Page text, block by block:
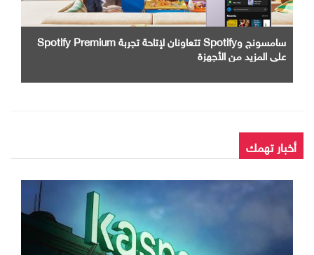
سامسونج وSpotify تتعاونان لإتاحة تجربة Spotify Premium
على المزيد من الأجهزة
أخبار تهمك